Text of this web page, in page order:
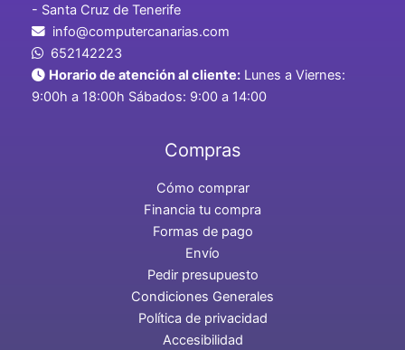
- Santa Cruz de Tenerife
info@computercanarias.com
652142223
Horario de atención al cliente: Lunes a Viernes:
9:00h a 18:00h Sábados: 9:00 a 14:00
Compras
Cómo comprar
Financia tu compra
Formas de pago
Envío
Pedir presupuesto
Condiciones Generales
Política de privacidad
Accesibilidad